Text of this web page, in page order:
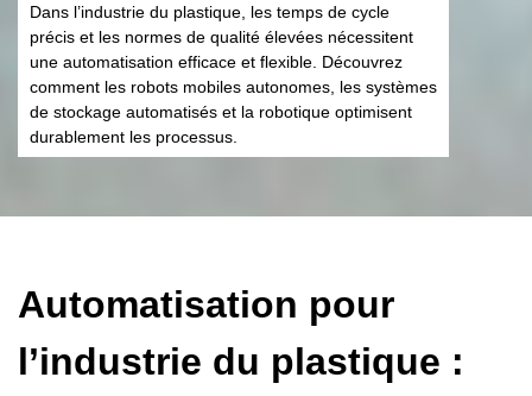
Dans l’industrie du plastique, les temps de cycle
précis et les normes de qualité élevées nécessitent
une automatisation efficace et flexible. Découvrez
comment les robots mobiles autonomes, les systèmes
de stockage automatisés et la robotique optimisent
durablement les processus.
Automatisation pour
l’industrie du plastique :